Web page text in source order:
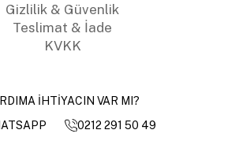
Gizlilik & Güvenlik
Teslimat & İade
KVKK
İHTİYACIN VAR MI?
0212 291 50 49